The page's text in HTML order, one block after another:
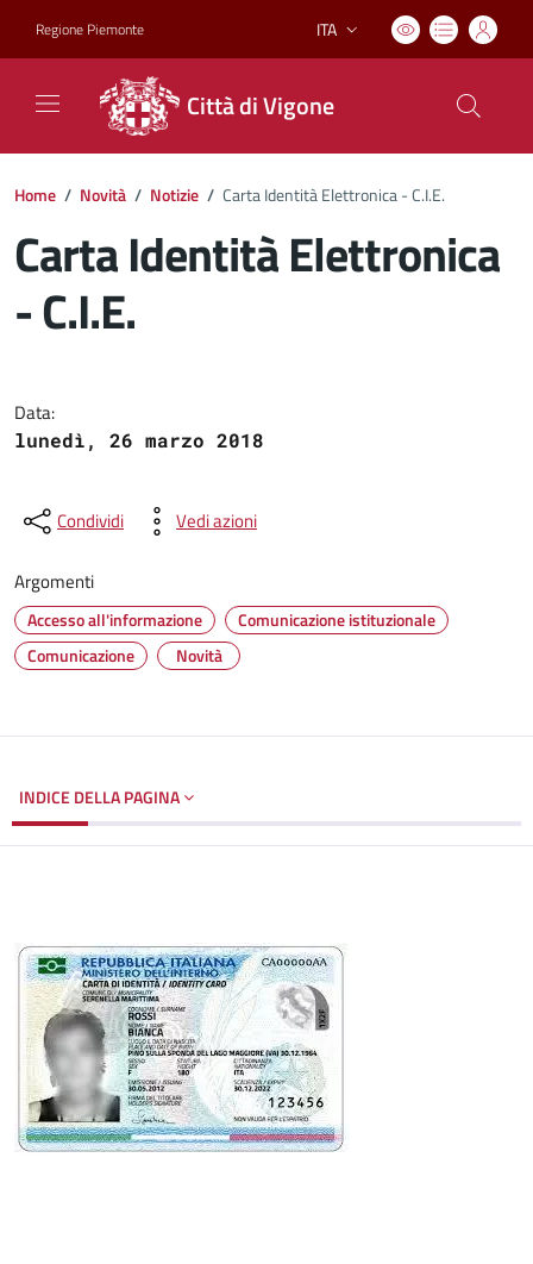
Regione Piemonte Lingua attiva:
ITA
Città di Vigone
Home / Novità / Notizie / Carta Identità Elettronica - C.I.E.
Carta Identità Elettronica
- C.I.E.
Data:
lunedì, 26 marzo 2018
Condividi Vedi azioni
Argomenti
Accesso all'informazione
Comunicazione istituzionale
Comunicazione
Novità
INDICE DELLA PAGINA